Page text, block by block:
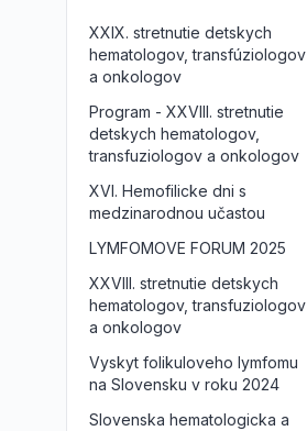
XXIX. stretnutie detskych
hematologov, transfúziologov
a onkologov
Program - XXVIII. stretnutie
detskych hematologov,
transfuziologov a onkologov
XVI. Hemofilicke dni s
medzinarodnou učastou
LYMFOMOVE FORUM 2025
XXVIII. stretnutie detskych
hematologov, transfuziologov
a onkologov
Vyskyt folikuloveho lymfomu
na Slovensku v roku 2024
Slovenska hematologicka a